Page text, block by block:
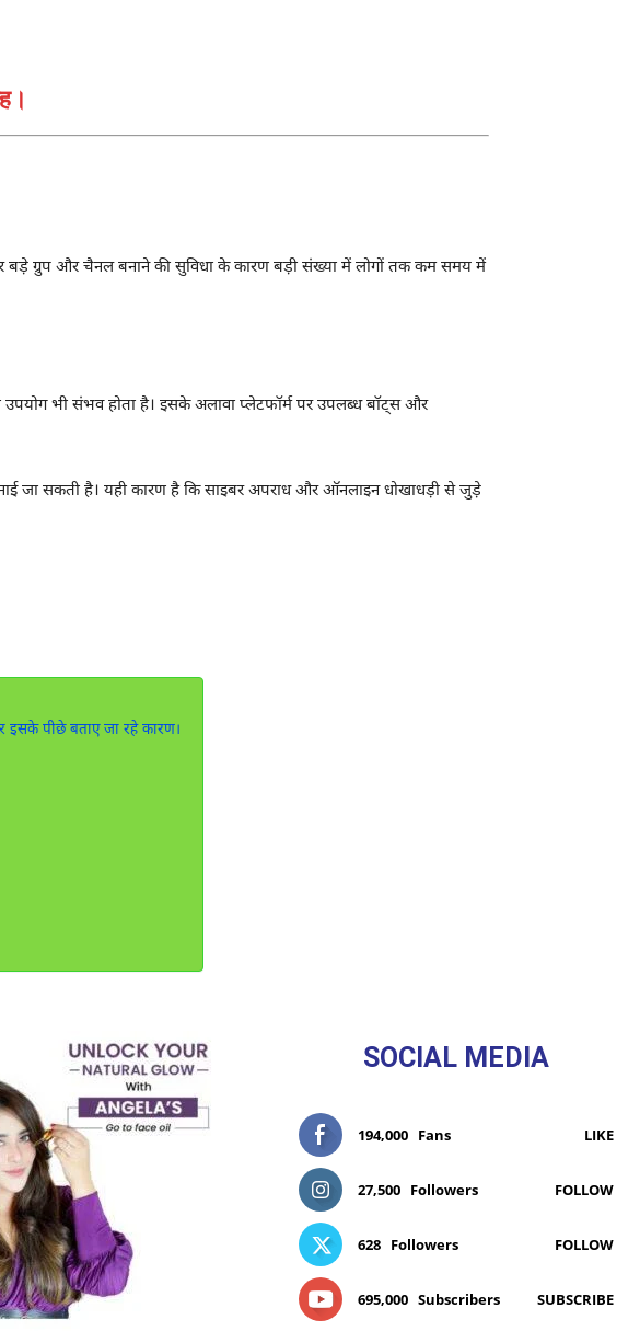
बड़े ग्रुप और चैनल बनाने की सुविधा के कारण बड़ी संख्या में लोगों तक कम समय में
भी संभव होता है। इसके अलावा प्लेटफॉर्म पर उपलब्ध बॉट्स और
जा सकती है। यही कारण है कि साइबर अपराध और ऑनलाइन धोखाधड़ी से जुड़े
इसके पीछे बताए जा रहे कारण।
SOCIAL MEDIA
194,000 Fans LIKE
27,500 Followers FOLLOW
628 Followers FOLLOW
695,000 Subscribers SUBSCRIBE